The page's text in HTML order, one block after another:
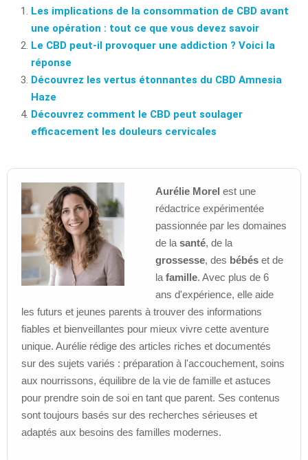
Les implications de la consommation de CBD avant
une opération : tout ce que vous devez savoir
Le CBD peut-il provoquer une addiction ? Voici la
réponse
Découvrez les vertus étonnantes du CBD Amnesia
Haze
Découvrez comment le CBD peut soulager
efficacement les douleurs cervicales
Aurélie Morel est une
rédactrice expérimentée
passionnée par les domaines
de la santé, de la
grossesse, des bébés et de
la famille. Avec plus de 6
ans d'expérience, elle aide
les futurs et jeunes parents à trouver des informations
fiables et bienveillantes pour mieux vivre cette aventure
unique. Aurélie rédige des articles riches et documentés
sur des sujets variés : préparation à l'accouchement, soins
aux nourrissons, équilibre de la vie de famille et astuces
pour prendre soin de soi en tant que parent. Ses contenus
sont toujours basés sur des recherches sérieuses et
adaptés aux besoins des familles modernes.